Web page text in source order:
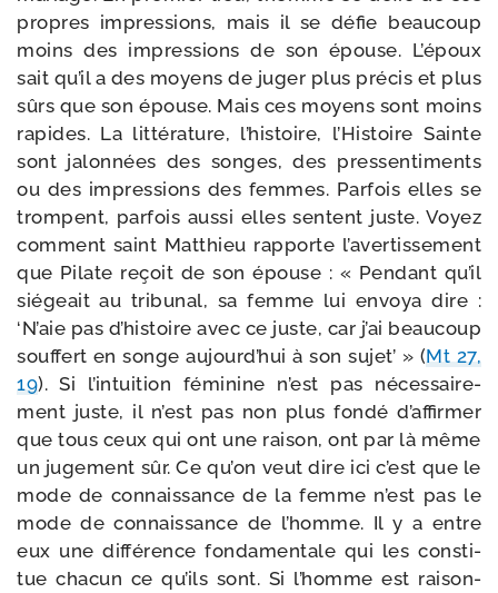
propres impres­sions, mais il se défie beau­coup
moins des impres­sions de son épouse. L’époux
sait qu’il a des moyens de juger plus pré­cis et plus
sûrs que son épouse. Mais ces moyens sont moins
rapides. La lit­té­ra­ture, l’histoire, l’Histoire Sainte
sont jalon­nées des songes, des pres­sen­ti­ments
ou des impres­sions des femmes. Parfois elles se
trompent, par­fois aus­si elles sentent juste. Voyez
com­ment saint Matthieu rap­porte l’avertissement
que Pilate reçoit de son épouse : « Pendant qu’il
sié­geait au tri­bu­nal, sa femme lui envoya dire :
‘N’aie pas d’histoire avec ce juste, car j’ai beau­coup
souf­fert en songe aujourd’hui à son sujet’ » (Mt 27,
19). Si l’intuition fémi­nine n’est pas néces­sai­re­
ment juste, il n’est pas non plus fon­dé d’affirmer
que tous ceux qui ont une rai­son, ont par là même
un juge­ment sûr. Ce qu’on veut dire ici c’est que le
mode de connais­sance de la femme n’est pas le
mode de connais­sance de l’homme. Il y a entre
eux une dif­fé­rence fon­da­men­tale qui les consti­
tue cha­cun ce qu’ils sont. Si l’homme est rai­son­